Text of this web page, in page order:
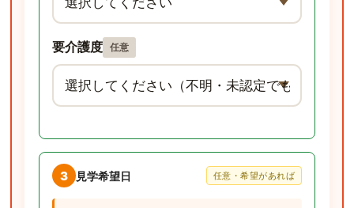
要介護度 任意
3 見学希望日 任意・希望があれば